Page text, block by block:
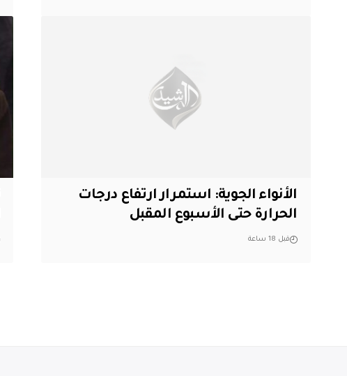
الأنواء الجوية: استمرار ارتفاع درجات
الحرارة حتى الأسبوع المقبل
قبل 18 ساعة